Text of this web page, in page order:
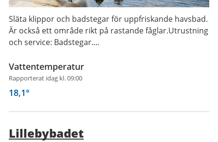
Släta klippor och badstegar för uppfriskande havsbad.
Är också ett område rikt på rastande fåglar.Utrustning
och service: Badstegar....
Vattentemperatur
Rapporterat idag kl. 09:00
18,1°
Lillebybadet